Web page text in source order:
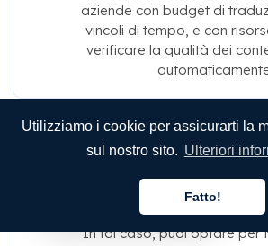
Utilizziamo i cookie per assicurarti la
sul nostro sito. Ulteriori
Fatto!
aziende con budget di
vincoli di tempo, e con
verificare la qualità dei
Post-editing della
Supponiamo che tu voglia
la qualità della tua
In tal caso, puoi optare per
Italiano